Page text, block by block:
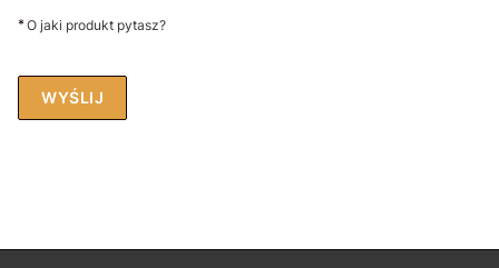
*O jaki produkt pytasz?
WYŚLIJ